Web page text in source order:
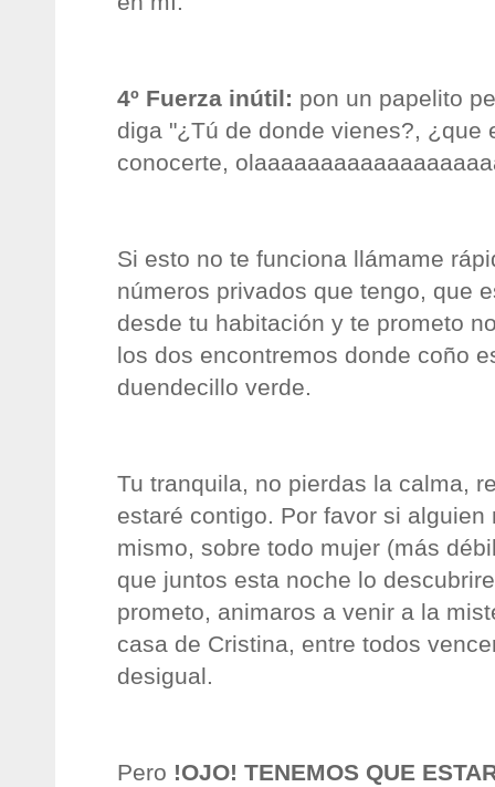
4º Fuerza inútil: pon un papelito
diga "¿Tú de donde vienes?, ¿que
conocerte,
Si esto no te funciona llámame
números privados que tengo, que
desde tu habitación y te prometo
los dos encontremos donde coño
duendecillo verde.
Tu tranquila, no pierdas la calma,
estaré contigo. Por favor si alguien
mismo, sobre todo mujer (más
que juntos esta noche lo
prometo, animaros a venir a la
casa de Cristina, entre todos
desigual.
Pero !OJO! TENEMOS QUE